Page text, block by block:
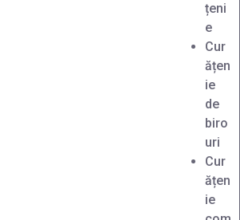
țeni
e
Cur
ățen
ie
de
biro
uri
Cur
ățen
ie